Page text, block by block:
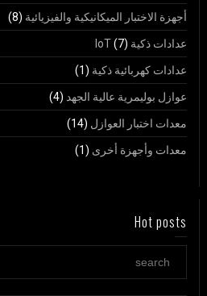
أجهزة الاختبار الميكانيكية والفيزيائية (8)
عدادات ذكية IoT (7)
عدادات كهربائية ذكية (1)
عوازل بوليمرية عالية الجهد (4)
معدات اختبار العوازل (14)
معدات وأجهزة أخرى (1)
Hot posts